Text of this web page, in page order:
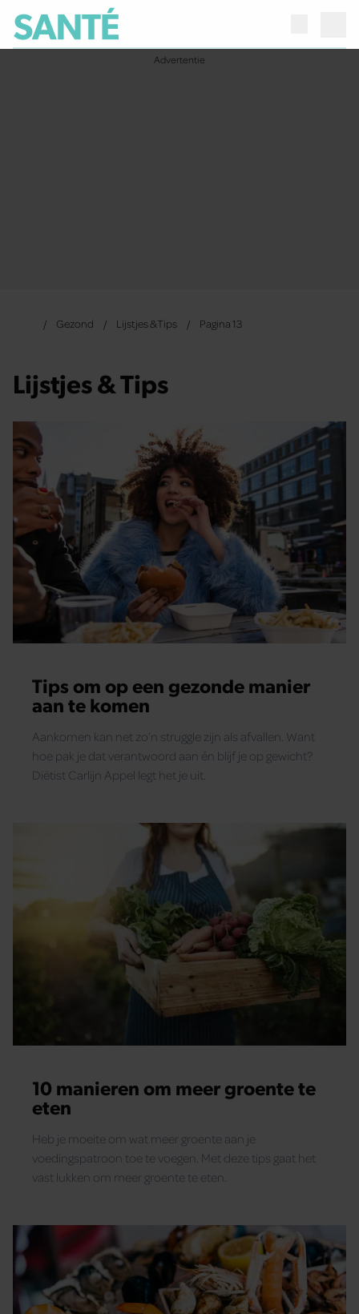
Gezond Lijstjes & Tips Pagina 13
Lijstjes & Tips
Tips om op een gezonde manier
aan te komen
Aankomen kan net zo’n struggle zijn als afvallen. Want
hoe pak je dat verantwoord aan én blijf je op gewicht?
Diëtist Carlijn Appel legt het je uit.
10 manieren om meer groente te
eten
Heb je moeite om wat meer groente aan je
voedingspatroon toe te voegen. Met deze tips gaat het
vast lukken om meer groente te eten.